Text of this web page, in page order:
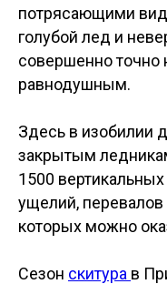
потрясающими
голубой лед и
совершенно точно
равнодушным.
Здесь в изобилии
закрытым
1500
ущелий,
которых можно
Сезон скитура в